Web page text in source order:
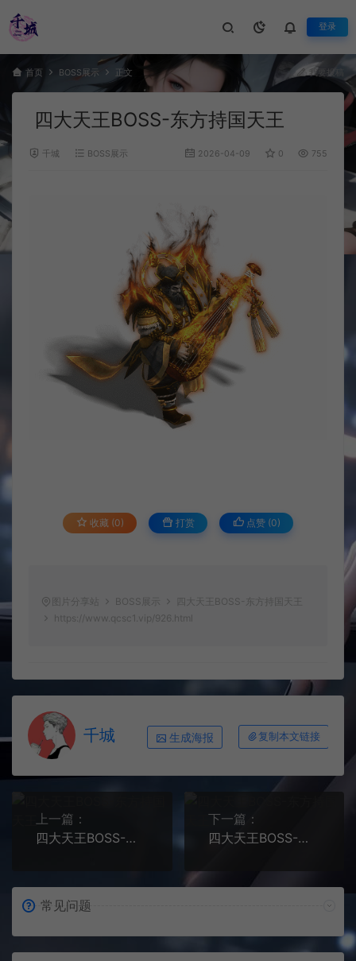
登录
首页 BOSS展示 正文 我要投稿
四大天王BOSS-东方持国天王
千城 BOSS展示 2026-04-09 0 755
收藏 (0) 打赏 点赞 (0)
图片分享站 BOSS展示
四大天王BOSS-东方持国天王
https://www.qcsc1.vip/926.html
千城 生成海报 复制本文链接
上一篇：
四大天王BOSS-南方增长天王
下一篇：
四大天王BOSS-西方广目天王
常见问题